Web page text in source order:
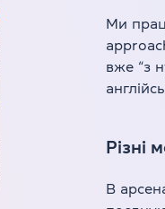
Ми
вже “з
Різні
В